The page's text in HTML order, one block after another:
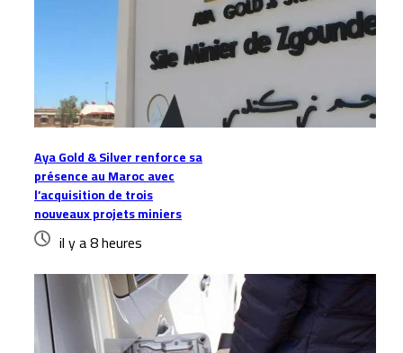
Aya Gold & Silver renforce sa
présence au Maroc avec
l’acquisition de trois
nouveaux projets miniers
il y a 8 heures